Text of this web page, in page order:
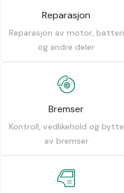
Reparasjon
Reparasjon av motor, batteri
og andre deler
Bremser
Kontroll, vedlikehold og bytte
av bremser